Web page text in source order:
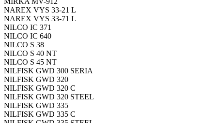
NAREX VYS 33-21 L
NAREX VYS 33-71 L
NILCO IC 371
NILCO IC 640
NILCO S 38
NILCO S 40 NT
NILCO S 45 NT
NILFISK GWD 300 SERIA
NILFISK GWD 320
NILFISK GWD 320 C
NILFISK GWD 320 STEEL
NILFISK GWD 335
NILFISK GWD 335 C